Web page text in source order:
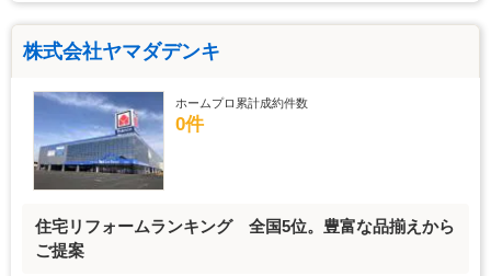
株式会社ヤマダデンキ
ホームプロ累計成約件数
0件
住宅リフォームランキング 全国5位。豊富な品揃えから
ご提案